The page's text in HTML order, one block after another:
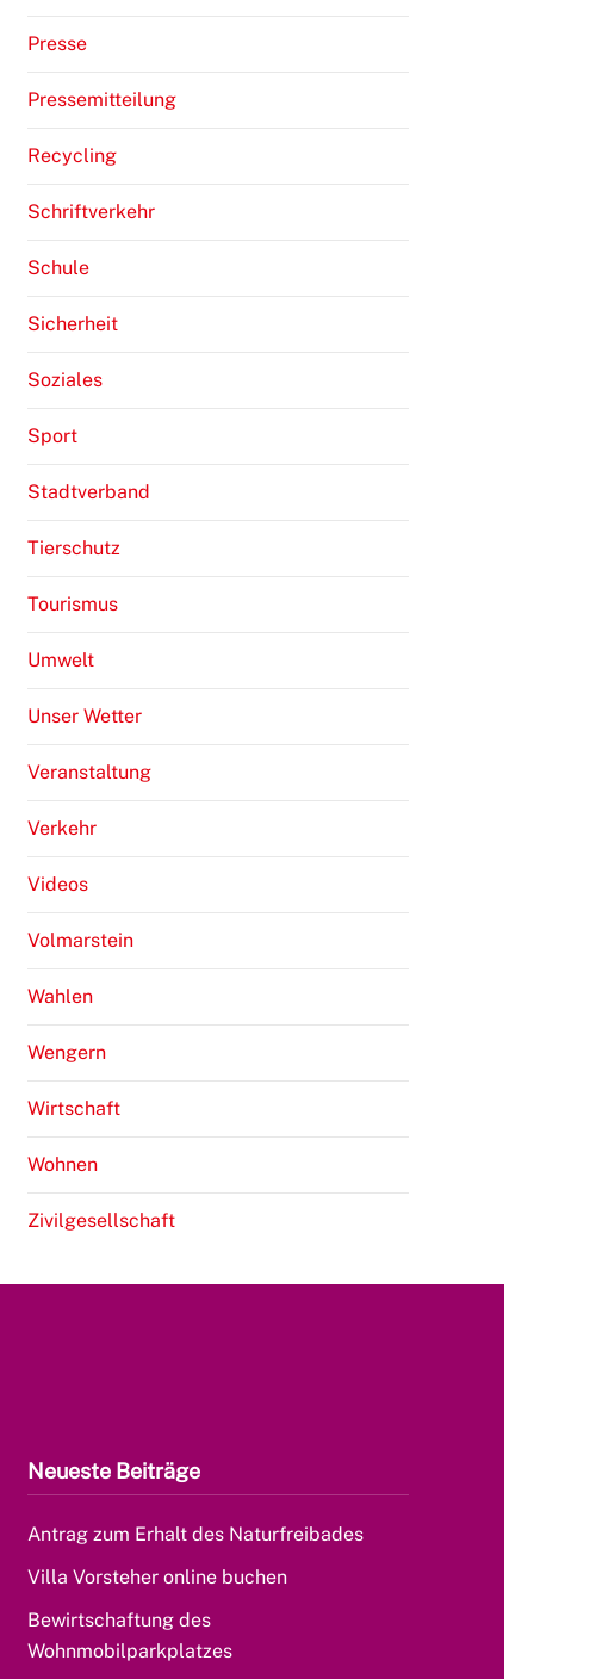
Presse
Pressemitteilung
Recycling
Schriftverkehr
Schule
Sicherheit
Soziales
Sport
Stadtverband
Tierschutz
Tourismus
Umwelt
Unser Wetter
Veranstaltung
Verkehr
Videos
Volmarstein
Wahlen
Wengern
Wirtschaft
Wohnen
Zivilgesellschaft
Neueste Beiträge
Antrag zum Erhalt des Naturfreibades
Villa Vorsteher online buchen
Bewirtschaftung des
Wohnmobilparkplatzes